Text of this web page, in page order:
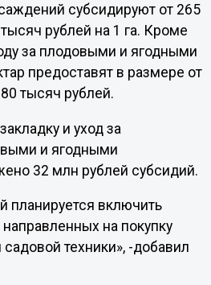
субсидируют от 265
рублей на 1 га. Кроме
за плодовыми и ягодными
предоставят в размере от
тысяч рублей.
и уход за
и ягодными
32 млн рублей субсидий.
планируется включить
на покупку
техники», -добавил